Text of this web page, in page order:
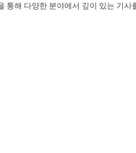
통해 다양한 분야에서 깊이 있는 기